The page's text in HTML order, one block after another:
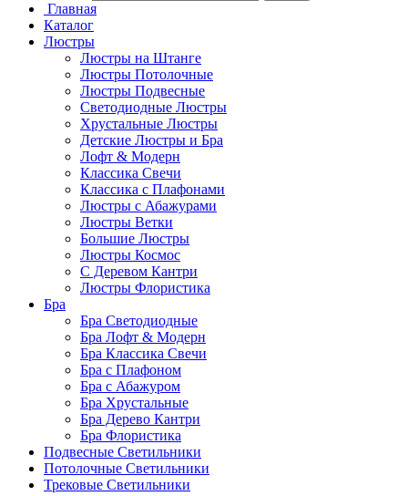
Главная
Каталог
Люстры
Люстры на Штанге
Люстры Потолочные
Люстры Подвесные
Светодиодные Люстры
Хрустальные Люстры
Детские Люстры и Бра
Лофт & Модерн
Классика Свечи
Классика с Плафонами
Люстры с Абажурами
Люстры Ветки
Большие Люстры
Люстры Космос
С Деревом Кантри
Люстры Флористика
Бра
Бра Светодиодные
Бра Лофт & Модерн
Бра Классика Свечи
Бра с Плафоном
Бра с Абажуром
Бра Хрустальные
Бра Дерево Кантри
Бра Флористика
Подвесные Светильники
Потолочные Светильники
Трековые Светильники